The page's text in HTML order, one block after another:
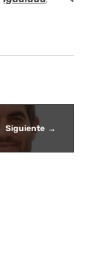
Siguiente